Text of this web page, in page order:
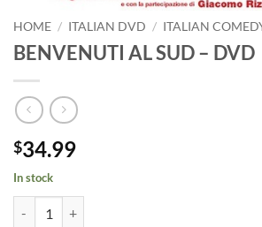
HOME / ITALIAN DVD / ITALIAN
BENVENUTI AL SUD – DVD
$34.99
In stock